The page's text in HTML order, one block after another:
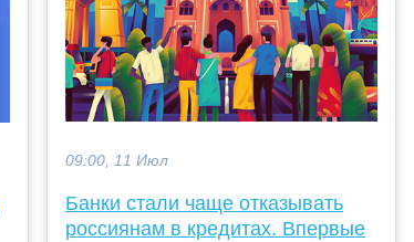
09:00, 11 Июл
Банки стали чаще отказывать
россиянам в кредитах. Впервые